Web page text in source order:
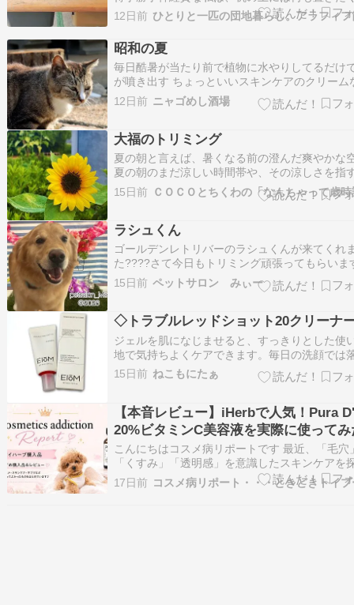
りません。↓↓理想。飲み物置いて、更年期なの
汗拭き兼手汗拭きのハンドタオルそして、左奥
るのがノートPCや、キーボード、マウスタブレ
と、液タブ置き場。いつも作業するのは手前の
12日前
昭和の夏
毎日酷暑が当たり前で植物に水やりしてるだけ
が噴き出す ちょっといいスキンケアのクリーム
かが意味なくなるじゃん 拭い去るんではなくポ
ンして押さえてるけど間に合わん 去年の7月も
試練が待ってるのか 昭和の夏はここまで…
12日前 ニャゴめし酒場
大福のトリミング
夏の朝と言えば、暑くなる前の澄んだ爽やかな
夏の朝のまだ涼しい時間帯や、その涼しさを指
「朝涼」という言葉も昭和にはあったはずなん
が・・・５時過ぎからの朝ん歩なのに気温は２
ＣＯＣＯちく大地方・奈良零れ種で咲いた(と思
る…
15日前 ＣＯＣＯとちくわの「なんちゃって歳
ラシュくん
ゴールデンレトリバーのラシュくんが来てくれ
た????さて今日もトリミング頑張ってもらいま
元気いっぱいのラシュくん爪切りもシャンプー
んとかクリアトリミング前がこちらお尻とお腹
頑張ってくれましたスキンケアシャンプーでお
15日前 ペットサロン みぃー
◇トラブルレッドショット20クリーナ
ジェルを肌になじませると、すっきりとした使
地で気持ちよくケアできます。毎日の洗顔では
しきれない汚れをオフしたい時のスペシャルケ
も取り入れやすい印象でした。洗い流した後は
く、その後のスキンケアも心地よく使えました
の…
15日前 ねこもにたぁ
【本音レビュー】iHerbで人気！Pura
20%ビタミンC美容液を実際に使ってみ
こんにちはコスメ病リポートです 最近、「毛穴
「くすみ」「透明感」を意識したスキンケアを
ていて、 iHerbで以前使用してめっちゃ良かっ
液を再度購入してみました。 今回レビューする
17日前 コスメ病リポート・・・ときどきトイプ